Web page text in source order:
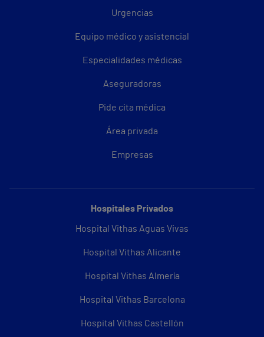
Urgencias
Equipo médico y asistencial
Especialidades médicas
Aseguradoras
Pide cita médica
Área privada
Empresas
Hospitales Privados
Hospital Vithas Aguas Vivas
Hospital Vithas Alicante
Hospital Vithas Almería
Hospital Vithas Barcelona
Hospital Vithas Castellón